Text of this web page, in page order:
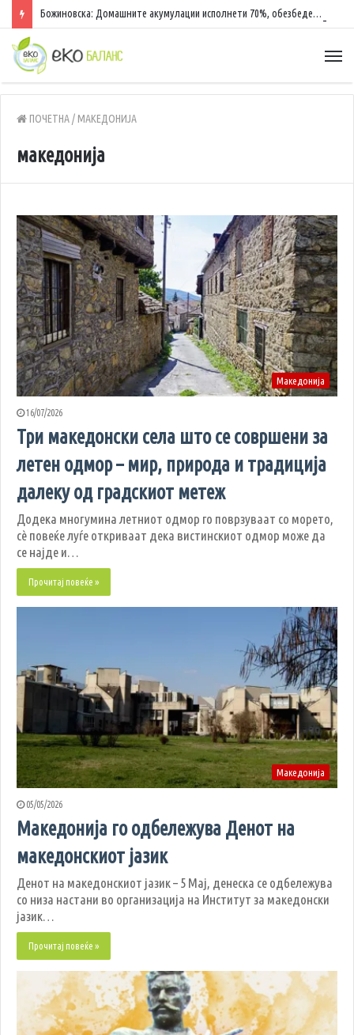
Божиновска: Домашните акумулации исполнети 70%, обезбедена стабилност на енергетскиот систем
ПОЧЕТНА/ МАКЕДОНИЈА
македонија
Македонија
16/07/2026
Три македонски села што се совршени за
летен одмор – мир, природа и традиција
далеку од градскиот метеж
Додека многумина летниот одмор го поврзуваат со морето,
сè повеќе луѓе откриваат дека вистинскиот одмор може да
се најде и…
Прочитај повеќе »
Македонија
05/05/2026
Македонија го одбележува Денот на
македонскиот јазик
Денот на македонскиот јазик – 5 Мај, денеска се одбележува
со низа настани во организација на Институт за македонски
јазик…
Прочитај повеќе »